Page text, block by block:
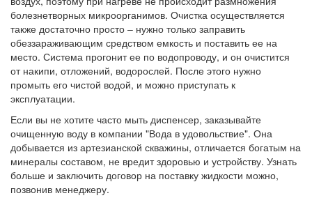
болезнетворных микроорганимов. Очистка осуществляется
также достаточно просто – нужно только заправить
обеззараживающим средством емкость и поставить ее на
место. Система прогонит ее по водопроводу, и он очистится
от накипи, отложений, водорослей. После этого нужно
промыть его чистой водой, и можно приступать к
эксплуатации.
Если вы не хотите часто мыть диспенсер, заказывайте
очищенную воду в компании "Вода в удовольствие". Она
добывается из артезианской скважины, отличается богатым на
минералы составом, не вредит здоровью и устройству. Узнать
больше и заключить договор на поставку жидкости можно,
позвонив менеджеру.